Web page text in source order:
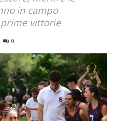
in campo
vittorie
0